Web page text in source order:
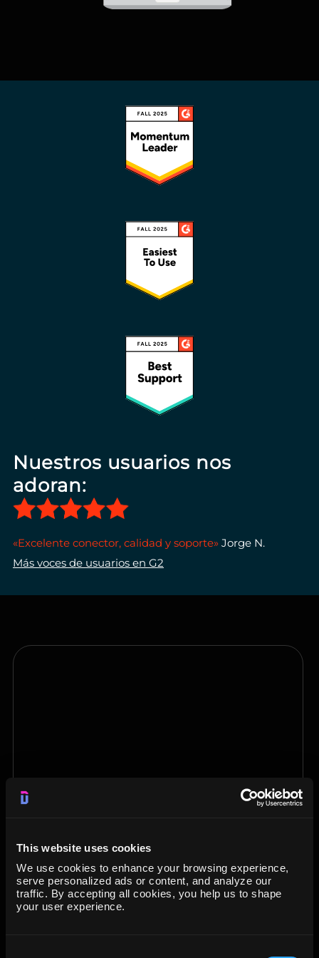
This website uses cookies
We use cookies to enhance your browsing experience,
serve personalized ads or content, and analyze our
traffic. By accepting all cookies, you help us to shape
your user experience.
Nuestros usuarios nos
adoran:
«Excelente conector, calidad y soporte» Jorge N.
Más voces de usuarios en G2
Tome decisiones basadas en
datos¡en segundos!